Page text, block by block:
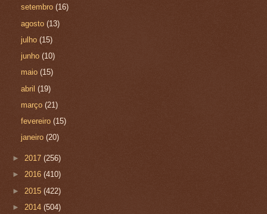
setembro(16)
agosto(13)
julho(15)
junho(10)
maio(15)
abril(19)
março(21)
fevereiro(15)
janeiro(20)
► 2017 (256)
► 2016 (410)
► 2015 (422)
► 2014 (504)